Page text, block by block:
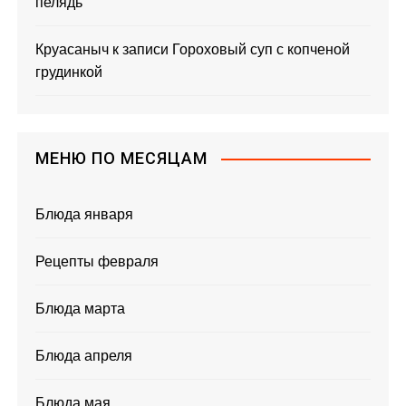
Круасаныч к записи Гороховый суп с копченой
грудинкой
МЕНЮ ПО МЕСЯЦАМ
Блюда января
Рецепты февраля
Блюда марта
Блюда апреля